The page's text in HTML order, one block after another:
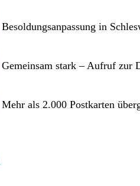
Besoldungsanpassung in
Gemeinsam stark – Aufruf zur
Mehr als 2.000 Postkarten